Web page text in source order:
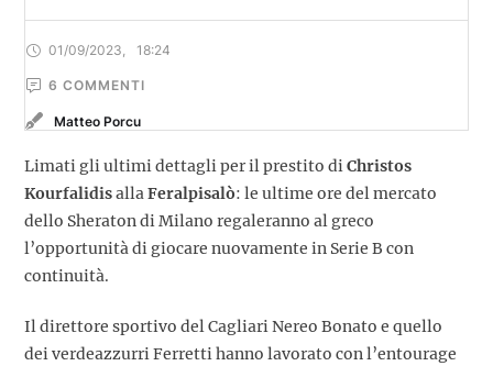
01/09/2023, 18:24
6 COMMENTI
Matteo Porcu
Limati gli ultimi dettagli per il prestito diChristos
KourfalidisallaFeralpisalò: le ultime ore del mercato
dello Sheraton di Milano regaleranno al greco
l’opportunità di giocare nuovamente in Serie B con
continuità.
Il direttore sportivo del Cagliari Nereo Bonato e quello
dei verdeazzurri Ferretti hanno lavorato con l’entourage